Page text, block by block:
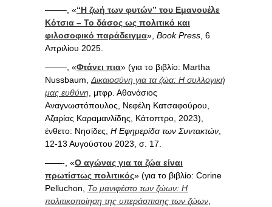
——–, «“Η ζωή των φυτών” του Εμανουέλε
Κότσια – Το δάσος ως πολιτικό και
φιλοσοφικό παράδειγμα», Book Press, 6
Απριλίου 2025.
——–, «Φτάνει πια» (για το βιβλίο: Martha
Nussbaum,Δικαιοσύνη για τα ζώα: Η συλλογική
μας ευθύνη, μτφρ. Αθανάσιος
Αναγνωστόπουλος, Νεφέλη Κατσαφούρου,
Αζαρίας Καραμανλίδης, Κάτοπτρο, 2023),
ένθετο: Νησίδες, Η Εφημερίδα των Συντακτών,
12-13 Αυγούστου 2023, σ. 17.
——-, «Ο αγώνας για τα ζώα είναι
πρωτίστως πολιτικός» (για το βιβλίο: Corine
Pelluchon, Το μανιφέστο των ζώων: Η
πολιτικοποίηση της υπεράσπισης των ζώων,